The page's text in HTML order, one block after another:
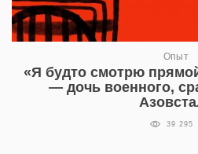
Опыт
«Я будто смотрю
— дочь военного,
39 295